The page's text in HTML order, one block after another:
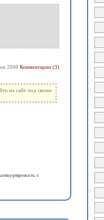
2008 Комментарии (3)
на сайт под своим
с